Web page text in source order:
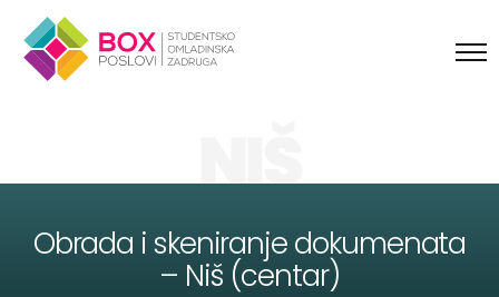
NIŠ
Obrada i skeniranje dokumenata
– Niš (centar)